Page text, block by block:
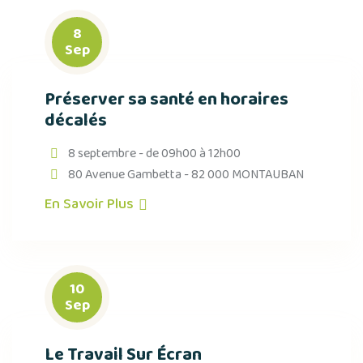
8
Sep
Préserver sa santé en horaires
décalés
8 septembre - de 09h00 à 12h00
80 Avenue Gambetta - 82 000 MONTAUBAN
En Savoir Plus
10
Sep
Le Travail Sur Écran